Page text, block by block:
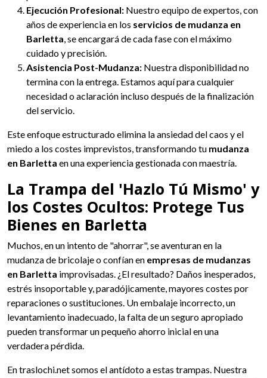
Ejecución Profesional: Nuestro equipo de expertos, con
años de experiencia en los servicios de mudanza en
Barletta, se encargará de cada fase con el máximo
cuidado y precisión.
Asistencia Post-Mudanza: Nuestra disponibilidad no
termina con la entrega. Estamos aquí para cualquier
necesidad o aclaración incluso después de la finalización
del servicio.
Este enfoque estructurado elimina la ansiedad del caos y el
miedo a los costes imprevistos, transformando tu mudanza
en Barletta en una experiencia gestionada con maestría.
La Trampa del 'Hazlo Tú Mismo' y
los Costes Ocultos: Protege Tus
Bienes en Barletta
Muchos, en un intento de "ahorrar", se aventuran en la
mudanza de bricolaje o confían en empresas de mudanzas
en Barletta improvisadas. ¿El resultado? Daños inesperados,
estrés insoportable y, paradójicamente, mayores costes por
reparaciones o sustituciones. Un embalaje incorrecto, un
levantamiento inadecuado, la falta de un seguro apropiado
pueden transformar un pequeño ahorro inicial en una
verdadera pérdida.
En traslochi.net somos el antídoto a estas trampas. Nuestra